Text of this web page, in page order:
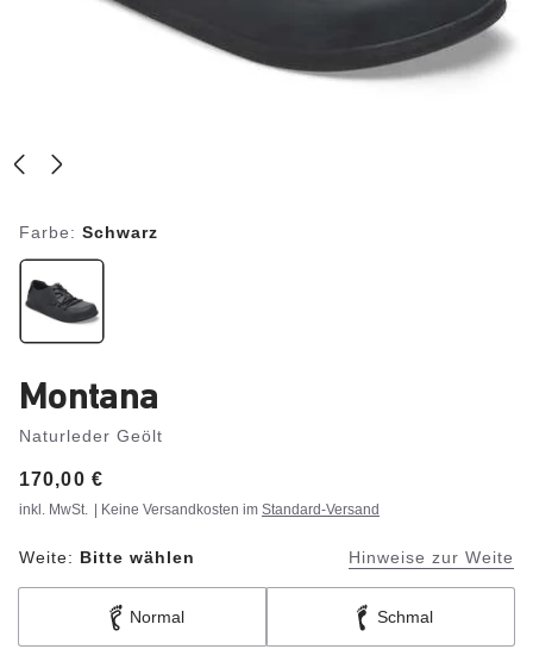
Farbe: Schwarz
Montana
Naturleder Geölt
Price:
170,00 €
inkl. MwSt. | Keine Versandkosten im Standard-Versand
Weite: Bitte wählen Hinweise zur Weite
Normal Schmal